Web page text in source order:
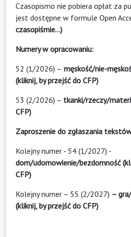
Czasopismo nie pobiera opłat za
jest dostępne w formule Open
czasopiśmie...)
Numery w opracowaniu:
52 (1/2026) – męskość/nie-
(kliknij, by przejść do CFP)
53 (2/2026) – tkanki/rzeczy/
CFP)
Zaproszenie do zgłaszania
Kolejny numer - 54 (1/2027) -
dom/udomowienie/bezdomność
CFP)
Kolejny numer – 55 (2/2027) –
(kliknij, by przejść do CFP)